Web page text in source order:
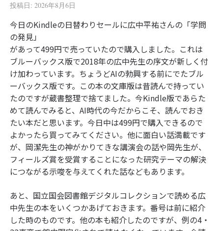
投稿日: 2026年8月6日
今日のKindleの日替わりセールに広中平祐さんの「学問
の発見」
があって499円で売っていたので購入しました。これは
ブルーバックス版で2018年の広中先生の序文が新しく付
け加わっています。ちょうどAIの勃興する前にでたブル
ーバックス版です。この本の文庫版は昔読んで持ってい
たのですが蔵書整理で捨てました。今Kindle版であらた
めて読んでみると、AI時代の今だからこそ、読んでおき
たい本だと思います。今日中は499円で購入できるので
よかったら買ってみてください。他に面白い話満載です
が、岡潔先生の神がかりてきな講演会の話や岡先生が、
フィールズ賞を受賞することになった研究テーマの解決
につながる示唆を与えてくれた話などもあります。
あと、国立国会図書館デジタルコレクションで読める広
中先生の本をいくつかあげておきます。番号は前に紹介
した時のものです。他の本も紹介したのですが、例の4・